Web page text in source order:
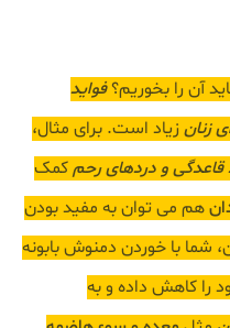
آن را بخوریم؟فواید
زنان زیاد است. برای مثال،
و دردهای رحمکمک
هم می توان به مفید بودن
شما با خوردن دمنوش بابونه
را کاهش داده و به